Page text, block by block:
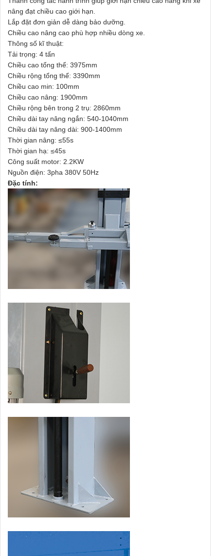
nâng đạt chiều cao giới hạn.
Lắp đặt đơn giản dễ dàng bảo dưỡng.
Chiều cao nâng cao phù hợp nhiều dòng xe.
Thông số kĩ thuật:
Tải trọng: 4 tấn
Chiều cao tổng thể: 3975mm
Chiều rộng tổng thể: 3390mm
Chiều cao min: 100mm
Chiều cao nâng: 1900mm
Chiều rộng bên trong 2 trụ: 2860mm
Chiều dài tay nâng ngắn: 540-1040mm
Chiều dài tay nâng dài: 900-1400mm
Thời gian nâng: ≤55s
Thời gian hạ: ≤45s
Công suất motor: 2.2KW
Nguồn điện: 3pha 380V 50Hz
Đặc tính: